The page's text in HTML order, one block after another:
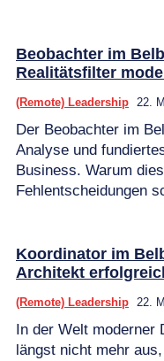
Beobachter im
Realitätsfilter
(Remote) Leadership 22.
Der Beobachter im
Analyse und
Business. Warum
Fehlentscheidungen
Koordinator im
Architekt
(Remote) Leadership 22.
In der Welt moderner
längst nicht mehr